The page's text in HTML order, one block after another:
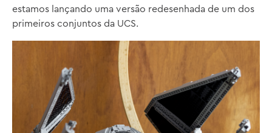
estamos lançando uma versão redesenhada de um dos
primeiros conjuntos da UCS.